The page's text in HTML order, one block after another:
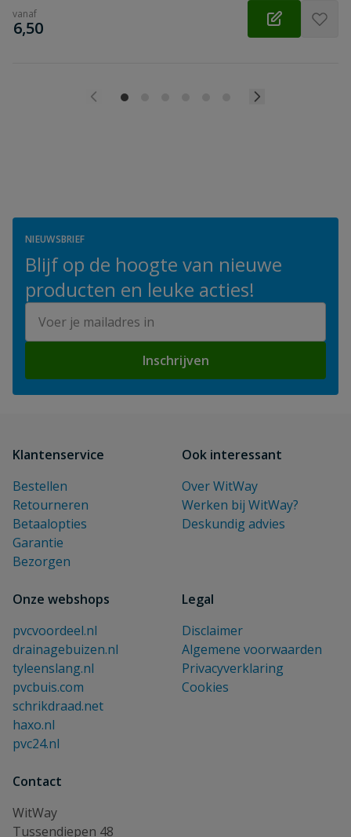
vanaf
€
6,50
NIEUWSBRIEF
Blijf op de hoogte van nieuwe
producten en leuke acties!
Inschrijven
Klantenservice
Bestellen
Retourneren
Betaalopties
Garantie
Bezorgen
Ook interessant
Over WitWay
Werken bij WitWay?
Deskundig advies
Onze webshops
pvcvoordeel.nl
drainagebuizen.nl
tyleenslang.nl
pvcbuis.com
schrikdraad.net
haxo.nl
pvc24.nl
Legal
Disclaimer
Algemene voorwaarden
Privacyverklaring
Cookies
Contact
WitWay
Tussendiepen 48